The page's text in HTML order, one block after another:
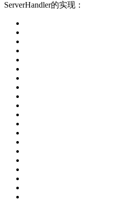
ServerHandler的实现：